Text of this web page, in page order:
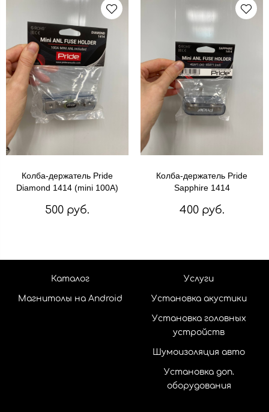
Колба-держатель Pride
Diamond 1414 (mini 100A)
500 руб.
Колба-держатель Pride
Sapphire 1414
400 руб.
Каталог
Магнитолы на Android
Услуги
Установка акустики
Установка головных
устройств
Шумоизоляция авто
Установка доп.
оборудования